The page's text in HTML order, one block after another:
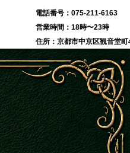
075-211-6163
18時〜23時
京都市中京区観音堂